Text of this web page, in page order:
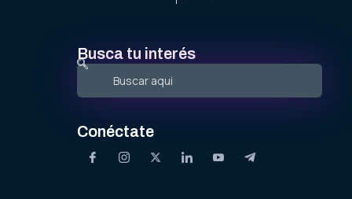
Busca tu interés
Conéctate